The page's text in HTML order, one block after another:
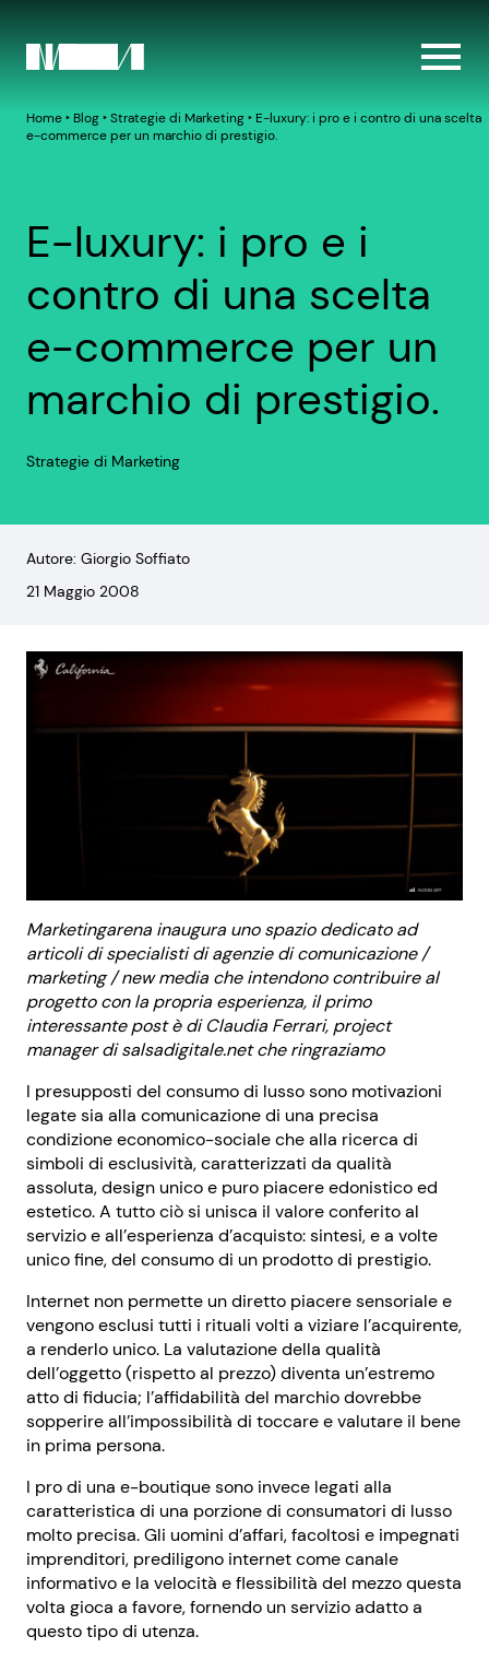
Home‣ Blog‣Strategie di Marketing‣ E-luxury: i pro e i contro di una scelta
e-commerce per un marchio di prestigio.
E-luxury: i pro e i
contro di una scelta
e-commerce per un
marchio di prestigio.
Strategie di Marketing
Autore: Giorgio Soffiato
21 Maggio 2008
Marketingarena inaugura uno spazio dedicato ad
articoli di specialisti di agenzie di comunicazione /
marketing / new media che intendono contribuire al
progetto con la propria esperienza, il primo
interessante post è di Claudia Ferrari, project
manager di salsadigitale.net che ringraziamo
I presupposti del consumo di lusso sono motivazioni
legate sia alla comunicazione di una precisa
condizione economico-sociale che alla ricerca di
simboli di esclusività, caratterizzati da qualità
assoluta, design unico e puro piacere edonistico ed
estetico. A tutto ciò si unisca il valore conferito al
servizio e all’esperienza d’acquisto: sintesi, e a volte
unico fine, del consumo di un prodotto di prestigio.
Internet non permette un diretto piacere sensoriale e
vengono esclusi tutti i rituali volti a viziare l’acquirente,
a renderlo unico. La valutazione della qualità
dell’oggetto (rispetto al prezzo) diventa un’estremo
atto di fiducia; l’affidabilità del marchio dovrebbe
sopperire all’impossibilità di toccare e valutare il bene
in prima persona.
I pro di una e-boutique sono invece legati alla
caratteristica di una porzione di consumatori di lusso
molto precisa. Gli uomini d’affari, facoltosi e impegnati
imprenditori, prediligono internet come canale
informativo e la velocità e flessibilità del mezzo questa
volta gioca a favore, fornendo un servizio adatto a
questo tipo di utenza.